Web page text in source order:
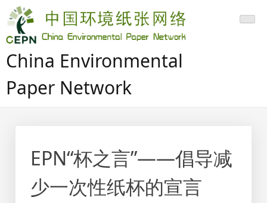
Skip
to
content
China Environmental
Paper Network
EPN“杯之言”——倡导减
少一次性纸杯的宣言